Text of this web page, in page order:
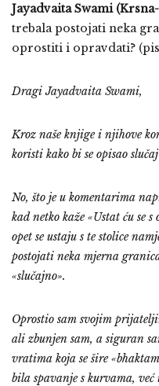
Jayadvaita Swami
trebala postojati neka
oprostiti i opravdati?
Dragi Jayadvaita Swami,
Kroz naše knjige i njihove
koristi kako bi se opisao
No, što je u komentarima
kad netko kaže «Ustat ću se
opet se ustaju s te stolice
postojati neka mjerna
«slučajno».
Oprostio sam svojim
ali zbunjen sam, a siguran
vratima koja se šire
bila spavanje s kurvama,